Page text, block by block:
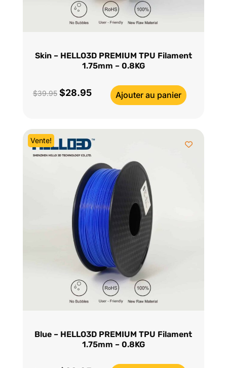
Skin – HELLO3D PREMIUM TPU Filament
1.75mm – 0.8KG
$39.95 Le
était :
$39.95.
$28.95Le
est :
$28.95.
Ajouter au panier
Vente!
Blue – HELLO3D PREMIUM TPU Filament
1.75mm – 0.8KG